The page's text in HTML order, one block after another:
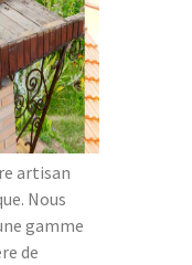
artisan
Nous
gamme
de